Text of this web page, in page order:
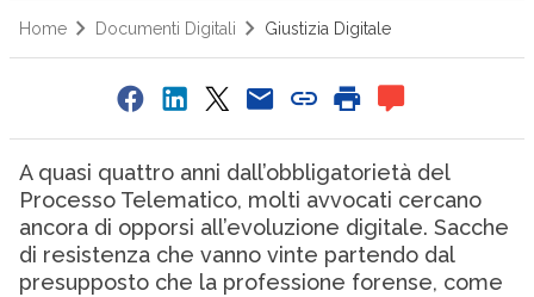
Home Documenti Digitali Giustizia Digitale
A quasi quattro anni dall’obbligatorietà del
Processo Telematico, molti avvocati cercano
ancora di opporsi all’evoluzione digitale. Sacche
di resistenza che vanno vinte partendo dal
presupposto che la professione forense, come